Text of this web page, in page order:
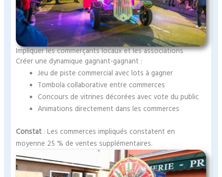
Impliquer les commerçants locaux et les associations
Créer une dynamique gagnant-gagnant :
Jeu de piste commercial avec lots à gagner
Tombola collaborative entre commerces
Concours de vitrines décorées avec vote du public
Animations directement dans les commerces
Constat : Les commerces impliqués constatent en
moyenne 25 % de ventes supplémentaires.